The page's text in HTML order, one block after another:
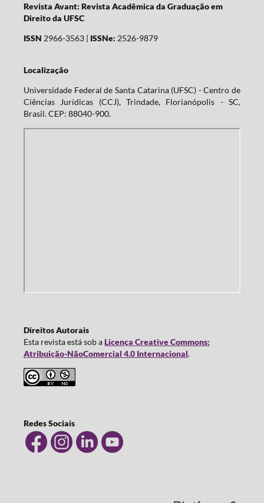
Revista Avant: Revista Acadêmica da Graduação em
Direito da UFSC
ISSN 2966-3563 | ISSNe: 2526-9879
Localização
Universidade Federal de Santa Catarina (UFSC) - Centro de
Ciências Jurídicas (CCJ), Trindade, Florianópolis - SC,
Brasil. CEP: 88040-900.
Direitos Autorais
Esta revista está sob aLicença Creative Commons:
Atribuição-NãoComercial 4.0 Internacional.
Redes Sociais